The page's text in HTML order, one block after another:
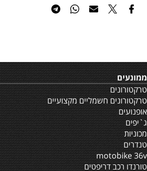
ממונעים
טרקטורונים
טרקטורונים חשמליים מקצועיים
אופנועים
ג`יפים
מכוניות
טנדרים
motobike 36v
טורנדו רכב דריפטים